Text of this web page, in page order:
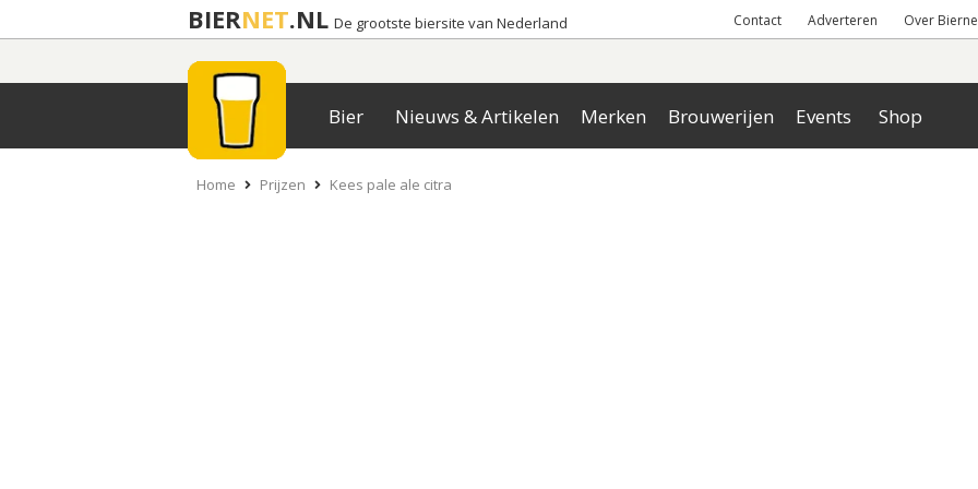
BIERNET.NL De grootste biersite van Nederland Contact Adverteren Over
Bier Nieuws & Artikelen Merken Brouwerijen Events Shop
Home Prijzen Kees pale ale citra